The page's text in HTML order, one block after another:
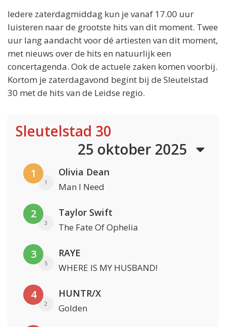
Iedere zaterdagmiddag kun je vanaf 17.00 uur
luisteren naar de grootste hits van dit moment. Twee
uur lang aandacht voor dé artiesten van dit moment,
met nieuws over de hits en natuurlijk een
concertagenda. Ook de actuele zaken komen voorbij.
Kortom je zaterdagavond begint bij de Sleutelstad
30 met de hits van de Leidse regio.
Sleutelstad 30
25 oktober 2025
1
1
Olivia Dean
Man I Need
2
3
Taylor Swift
The Fate Of Ophelia
3
5
RAYE
WHERE IS MY HUSBAND!
4
2
HUNTR/X
Golden